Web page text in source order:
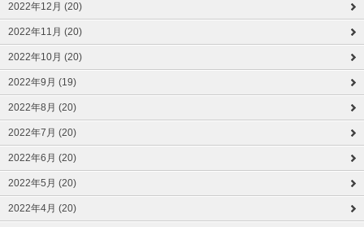
2022年12月 (20)
2022年11月 (20)
2022年10月 (20)
2022年9月 (19)
2022年8月 (20)
2022年7月 (20)
2022年6月 (20)
2022年5月 (20)
2022年4月 (20)